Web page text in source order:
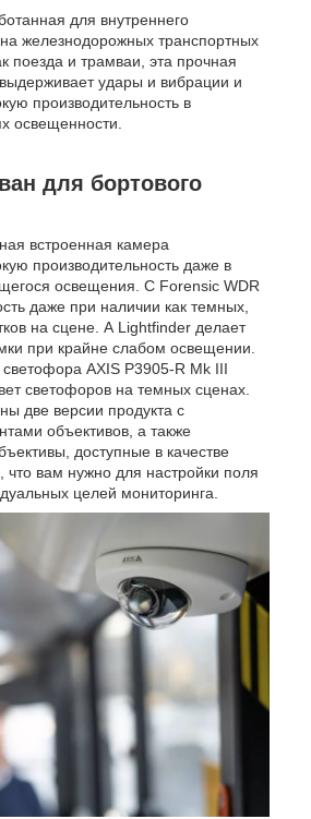
для внутреннего
железнодорожных транспортных
поезда и трамваи, эта прочная
удары и вибрации и
производительность в
освещенности.
для бортового
встроенная камера
производительность даже в
освещения. С Forensic WDR
даже при наличии как темных,
на сцене. А Lightfinder делает
при крайне слабом освещении.
AXIS P3905-R Mk III
светофоров на темных сценах.
две версии продукта с
объективов, а также
доступные в качестве
что вам нужно для настройки поля
целей мониторинга.